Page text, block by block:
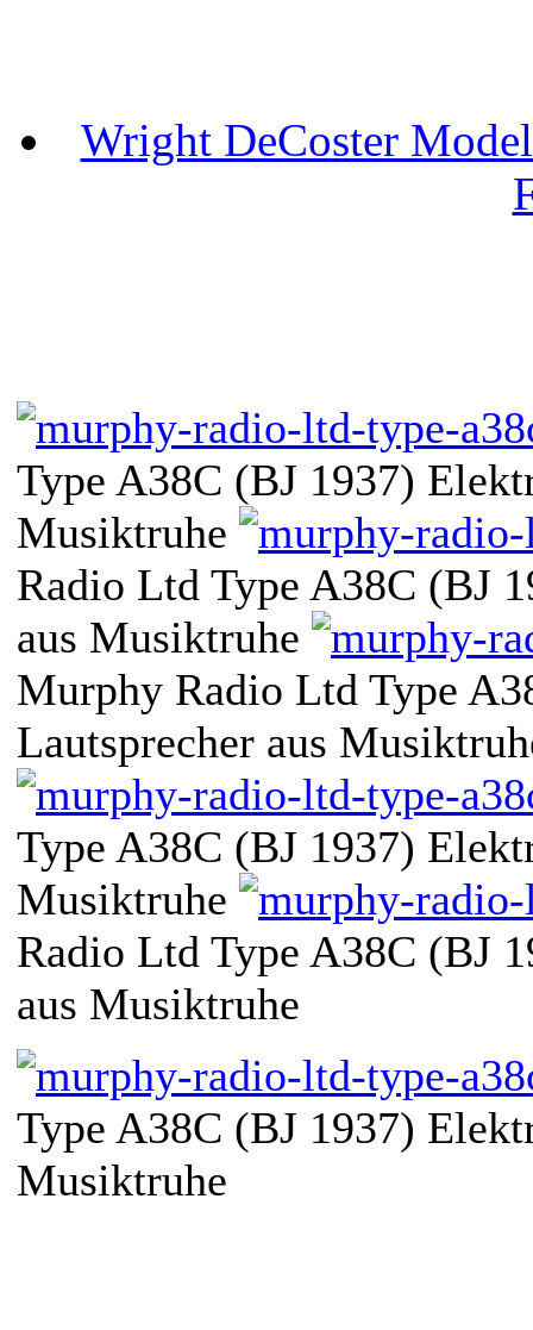
Wright DeCoster
Type A38C (BJ 1937)
Musiktruhe
Radio Ltd Type A38C (BJ
aus Musiktruhe
Murphy Radio Ltd Type
Lautsprecher aus
Type A38C (BJ 1937)
Musiktruhe
Radio Ltd Type A38C (BJ
aus Musiktruhe
Type A38C (BJ 1937)
Musiktruhe